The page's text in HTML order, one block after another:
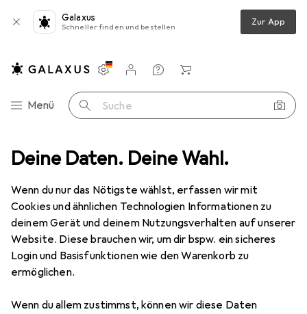
Deine Daten. Deine Wahl.
Wenn du nur das Nötigste wählst, erfassen wir mit
Cookies und ähnlichen Technologien Informationen zu
deinem Gerät und deinem Nutzungsverhalten auf unserer
Website. Diese brauchen wir, um dir bspw. ein sicheres
Login und Basisfunktionen wie den Warenkorb zu
ermöglichen.
Wenn du allem zustimmst, können wir diese Daten
Galaxus
Schneller finden und bestellen Zur App
Navigation nach Kategorien
Menü Suche
Einstellungen
Kundenkonto
Vergleichslisten
Merklisten
Warenkorb
Spanngurt + Ladungssicherung LAS Spanngurt Ratsche
4 Bilder
LASSpanngurt Ratsche
EUR
13,99